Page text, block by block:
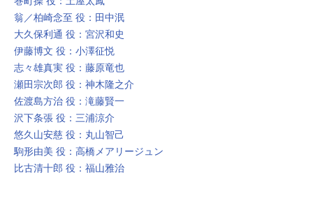
翁／柏崎念至 役：田中泯
大久保利通 役：宮沢和史
伊藤博文 役：小澤征悦
志々雄真実 役：藤原竜也
瀬田宗次郎 役：神木隆之介
佐渡島方治 役：滝藤賢一
沢下条張 役：三浦涼介
悠久山安慈 役：丸山智己
駒形由美 役：高橋メアリージュン
比古清十郎 役：福山雅治